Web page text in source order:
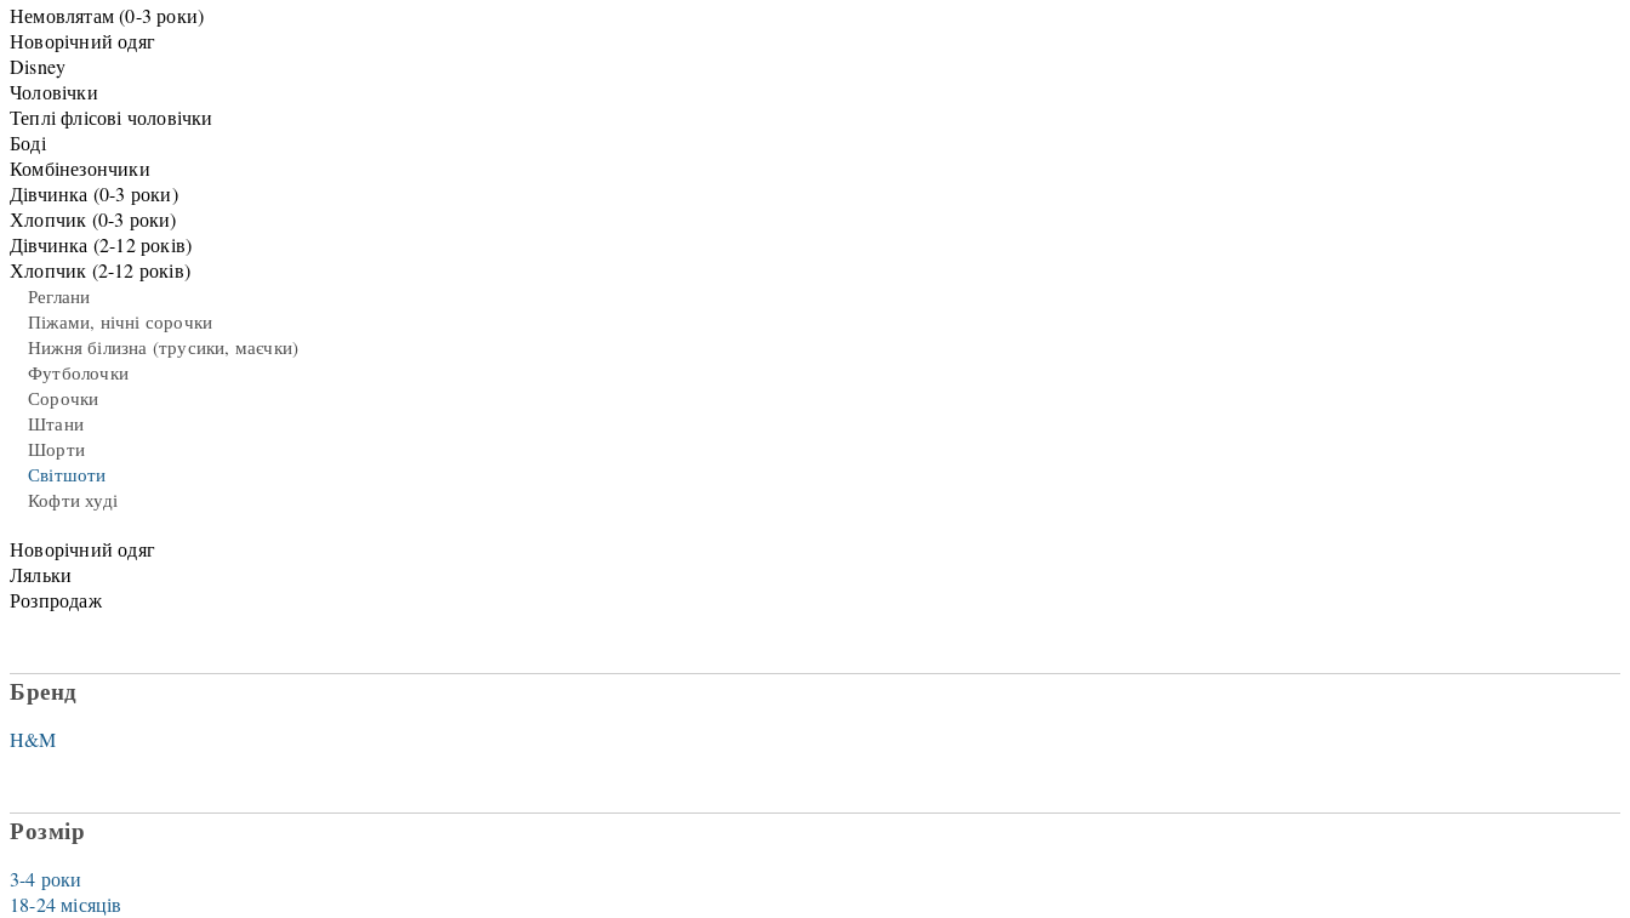
Немовлятам (0-3 роки)
Новорічний одяг
Disney
Чоловічки
Теплі флісові чоловічки
Боді
Комбінезончики
Дівчинка (0-3 роки)
Хлопчик (0-3 роки)
Дівчинка (2-12 років)
Хлопчик (2-12 років)
Реглани
Піжами, нічні сорочки
Нижня білизна (трусики, маєчки)
Футболочки
Сорочки
Штани
Шорти
Світшоти
Кофти худі
Новорічний одяг
Ляльки
Розпродаж
Бренд
H&M
Розмір
3-4 роки
18-24 місяців